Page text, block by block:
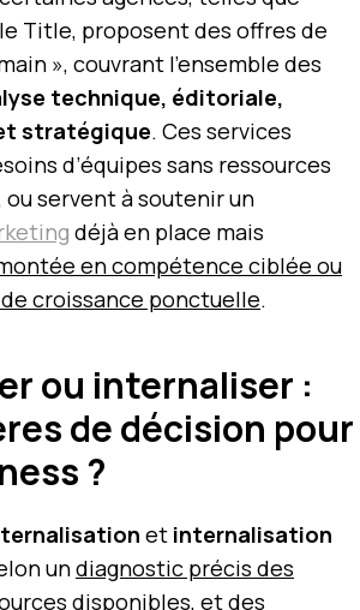
Title, proposent des offres de
», couvrant l’ensemble des
technique, éditoriale,
stratégique. Ces services
d’équipes sans ressources
servent à soutenir un
déjà en place mais
en compétence ciblée ou
croissance ponctuelle.
ou internaliser :
de décision pour
?
et internalisation
undiagnostic précis des
disponibles, et des